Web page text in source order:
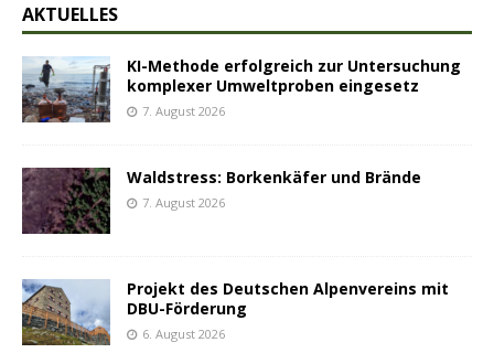
AKTUELLES
KI-Methode erfolgreich zur Untersuchung
komplexer Umweltproben eingesetz
7. August 2026
Waldstress: Borkenkäfer und Brände
7. August 2026
Projekt des Deutschen Alpenvereins mit
DBU-Förderung
6. August 2026